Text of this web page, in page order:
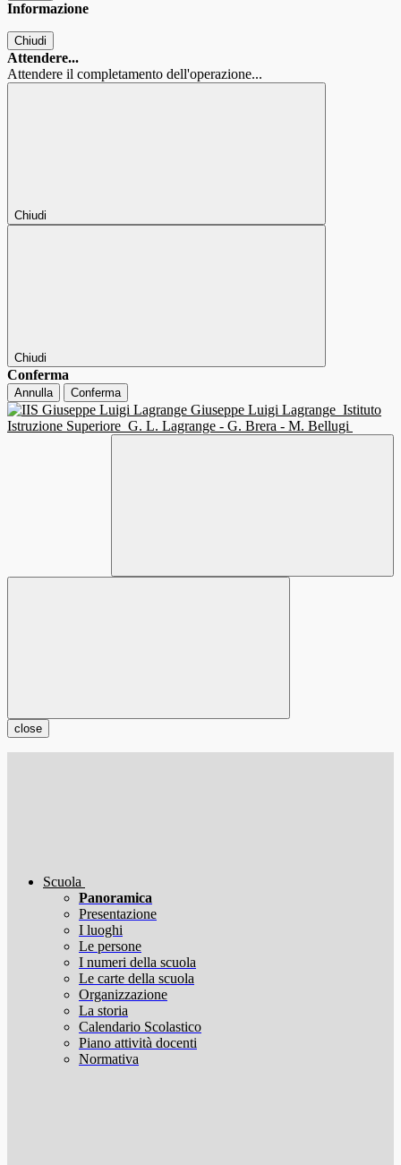
Informazione
Chiudi
Attendere...
Attendere il completamento dell'operazione...
Chiudi
Chiudi
Conferma
Annulla Conferma
Giuseppe Luigi Lagrange Istituto
Istruzione Superiore G. L. Lagrange - G. Brera - M. Bellugi
close
Scuola
Panoramica
Presentazione
I luoghi
Le persone
I numeri della scuola
Le carte della scuola
Organizzazione
La storia
Calendario Scolastico
Piano attività docenti
Normativa